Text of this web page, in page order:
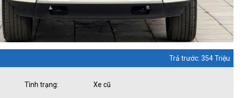
Trả trước: 354 Triệu
Tình trạng: Xe cũ